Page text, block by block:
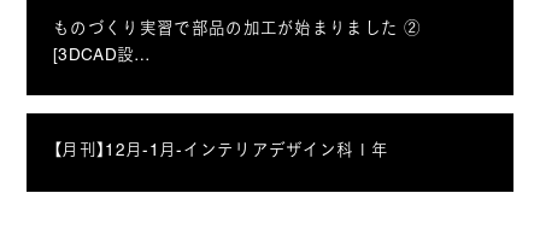
ものづくり実習で部品の加工が始まりました ②
[3DCAD設…
【月刊】12月-1月-インテリアデザイン科１年